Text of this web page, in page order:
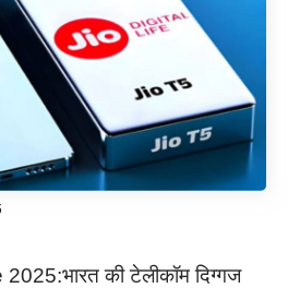
की टेलीकॉम दिग्गज